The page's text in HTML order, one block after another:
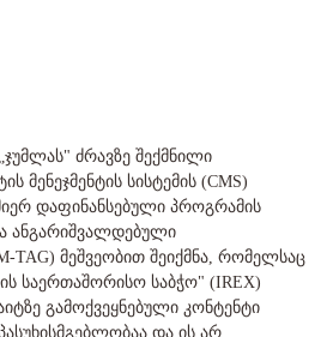
ძრავზე შექმნილი
მენეჯმენტის სისტემის (CMS)
დაფინანსებული პროგრამის
ანგარიშვალდებული
TAG) მეშვეობით შეიქმნა, რომელსაც
საერთაშორისო საბჭო" (IREX)
გამოქვეყნებული კონტენტი
და ის არ